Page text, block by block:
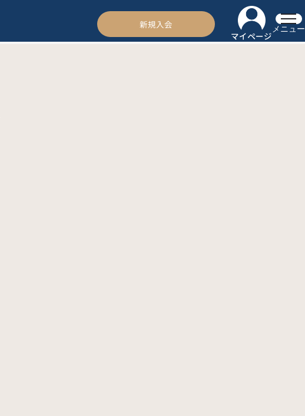
新規入会
マイページ
メニュー